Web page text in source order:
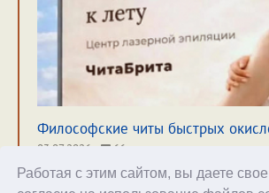
Работая с этим сайтом, вы даете свое
Философские читы быстрых
03.07.2026 66